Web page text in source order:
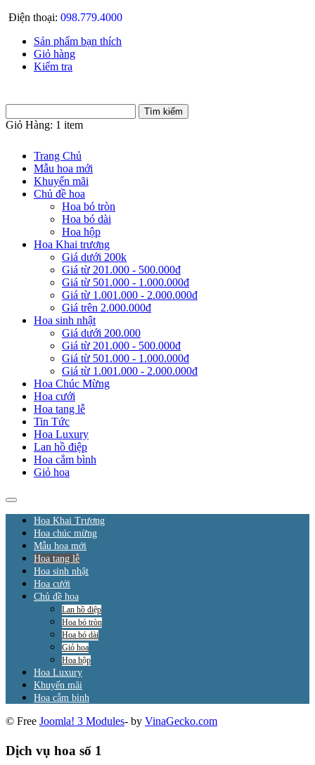
Điện thoại: 098.779.4000
Sản phẩm bạn thích
Giỏ hàng
Kiểm tra
Giỏ Hàng: 1 item
Trang Chủ
Mẫu hoa mới
Khuyến mãi
Chủ đề hoa
Hoa bó tròn
Hoa bó dài
Hoa hộp
Hoa Khai trương
Giá dưới 200k
Giá từ 201.000 - 500.000đ
Giá từ 501.000 - 1.000.000đ
Giá từ 1.001.000 - 2.000.000đ
Giá trên 2.000.000đ
Hoa sinh nhật
Giá dưới 200.000
Giá từ 201.000 - 500.000đ
Giá từ 501.000 - 1.000.000đ
Giá từ 1.001.000 - 2.000.000đ
Hoa Chúc Mừng
Hoa cưới
Hoa tang lễ
Tin Tức
Hoa Luxury
Lan hồ điệp
Hoa cắm bình
Giỏ hoa
Hoa Khai Trương
Hoa chúc mừng
Mẫu hoa mới
Hoa tang lễ
Hoa sinh nhật
Hoa cưới
Chủ đề hoa
Lan hồ điệp
Hoa bó tròn
Hoa bó dài
Giỏ hoa
Hoa hộp
Hoa Luxury
Khuyến mãi
Hoa cắm bình
© Free Joomla! 3 Modules- by VinaGecko.com
Dịch vụ hoa số 1